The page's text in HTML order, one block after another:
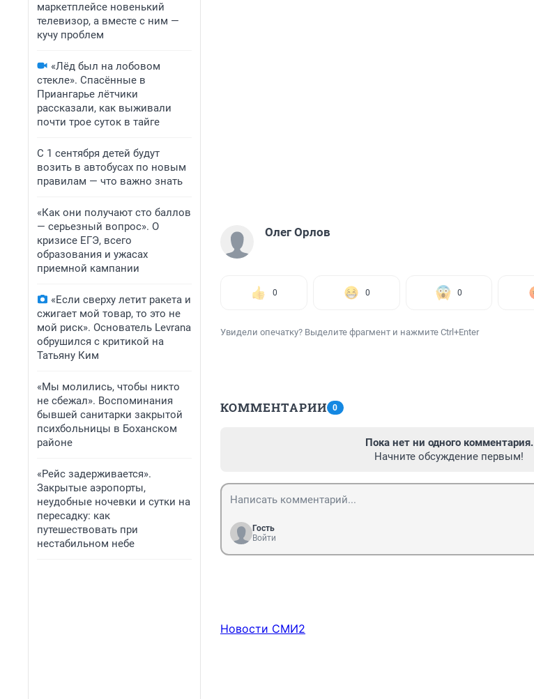
маркетплейсе новенький
телевизор, а вместе с ним —
кучу проблем
«Лёд был на лобовом
стекле». Спасённые в
Приангарье лётчики
рассказали, как выживали
почти трое суток в тайге
С 1 сентября детей будут
возить в автобусах по новым
правилам — что важно знать
«Как они получают сто баллов
— серьезный вопрос». О
кризисе ЕГЭ, всего
образования и ужасах
приемной кампании
«Если сверху летит ракета и
сжигает мой товар, то это не
мой риск». Основатель Levrana
обрушился с критикой на
Татьяну Ким
«Мы молились, чтобы никто
не сбежал». Воспоминания
бывшей санитарки закрытой
психбольницы в Боханском
районе
«Рейс задерживается».
Закрытые аэропорты,
неудобные ночевки и сутки на
пересадку: как
путешествовать при
нестабильном небе
Олег Орлов
0 0 0
Увидели опечатку? Выделите фрагмент и нажмите Ctrl+Enter
КОММЕНТАРИИ 0
Пока нет ни одного комментария.
Начните обсуждение первым!
Гость
Войти
Новости СМИ2